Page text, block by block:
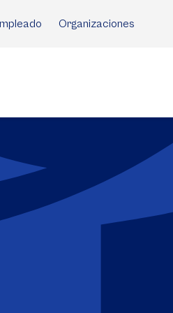
Organizaciones